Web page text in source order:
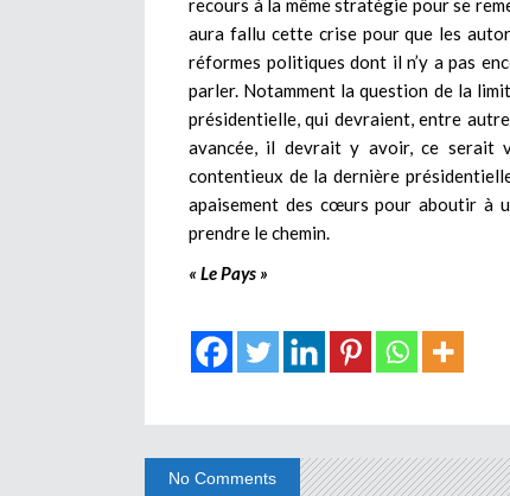
aura fallu cette crise pour que les
réformes politiques dont il n’y a pas
parler. Notamment la question de la
présidentielle, qui devraient, entre
avancée, il devrait y avoir, ce serait
contentieux de la dernière
apaisement des cœurs pour aboutir à
prendre le chemin.
« Le Pays »
No Comments